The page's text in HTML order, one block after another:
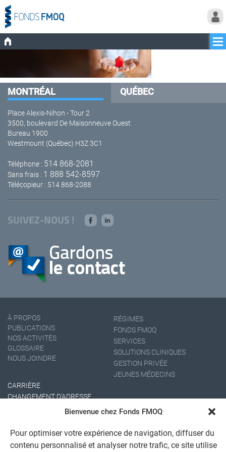
Bienvenue chez Fonds FMOQ
Pour optimiser votre expérience de navigation, diffuser du
contenu personnalisé et analyser notre trafic, ce site utilise
MONTRÉAL QUÉBEC
Place Alexis-Nihon - Tour 2
3500, boulevard De Maisonneuve Ouest
Bureau 1900
Westmount (Québec) H3Z 3C1
Téléphone : 514 868-2081
Sans frais : 1 888 542-8597
Télécopieur : 514 868-2088
SUIVEZ-NOUS !
À PROPOS
PUBLICATIONS
NOS ACTIVITÉS
GLOSSAIRE
NOUS JOINDRE
RÉGIMES
FONDS FMOQ
SERVICES
SOLUTIONS CLINIQUES
GESTION PRIVÉE
JEUNES MÉDECINS
CARRIÈRE
CHANGEMENT D'ADRESSE